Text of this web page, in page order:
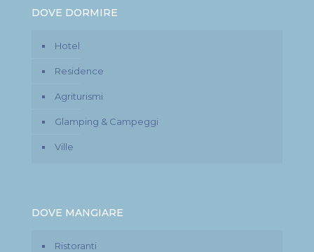
DOVE DORMIRE
Hotel
Residence
Agriturismi
Glamping & Campeggi
Ville
DOVE MANGIARE
Ristoranti